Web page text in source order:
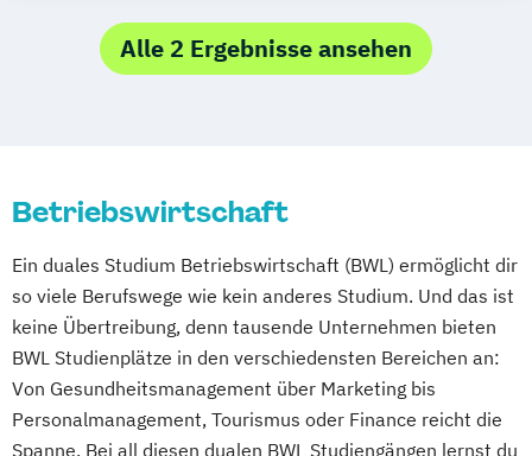
Energietechnik und Erneuerbare Energien
Engineering & Management
Internationales Handelsmanagement
Mechatronik
Technisches Beschaffungsmanagement
User Experience Design
Wirtschaftsinformatik
Wirtschaftsingenieurwesen
Alle 2 Ergebnisse ansehen
Betriebswirtschaft
Ein duales Studium Betriebswirtschaft (BWL) ermöglicht dir
so viele Berufswege wie kein anderes Studium. Und das ist
keine Übertreibung, denn tausende Unternehmen bieten
BWL Studienplätze in den verschiedensten Bereichen an:
Von Gesundheitsmanagement über Marketing bis
Personalmanagement, Tourismus oder Finance reicht die
Spanne. Bei all diesen dualen BWL Studiengängen lernst du